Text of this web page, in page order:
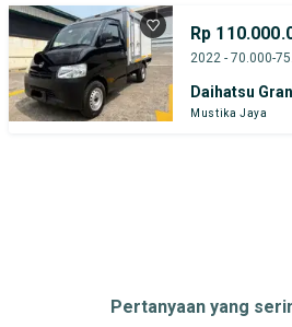
Rp
2022 - 70.000-
Daihatsu
Mustika Jaya
Pertanyaan yang